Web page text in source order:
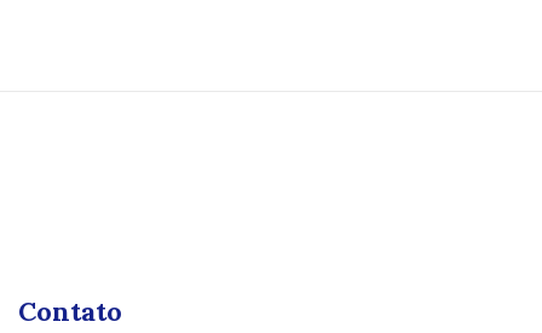
Contato